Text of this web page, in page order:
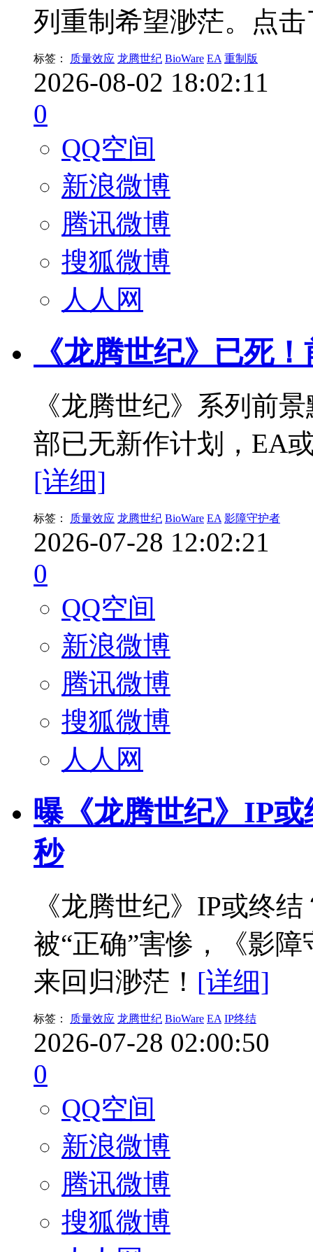
列重制希望渺茫。点
标签： 质量效应 龙腾世纪 BioWare EA 重制版
2026-08-02 18:02:11
0
QQ空间
新浪微博
腾讯微博
搜狐微博
人人网
《龙腾世纪》已死
《龙腾世纪》系列前
部已无新作计划，EA
[详细]
标签： 质量效应 龙腾世纪 BioWare EA 影障守护者
2026-07-28 12:02:21
0
QQ空间
新浪微博
腾讯微博
搜狐微博
人人网
曝《龙腾世纪》IP
秒
《龙腾世纪》IP或终
被“正确”害惨，《影
来回归渺茫！ [详细]
标签： 质量效应 龙腾世纪 BioWare EA IP终结
2026-07-28 02:00:50
0
QQ空间
新浪微博
腾讯微博
搜狐微博